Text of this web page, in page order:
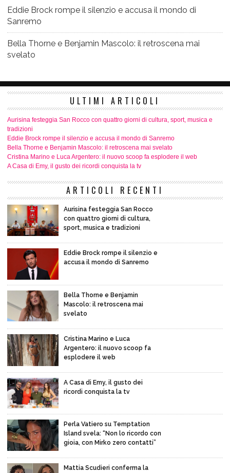
Eddie Brock rompe il silenzio e accusa il mondo di
Sanremo
Bella Thorne e Benjamin Mascolo: il retroscena mai
svelato
ULTIMI ARTICOLI
Aurisina festeggia San Rocco con quattro giorni di cultura, sport, musica e
tradizioni
Eddie Brock rompe il silenzio e accusa il mondo di Sanremo
Bella Thorne e Benjamin Mascolo: il retroscena mai svelato
Cristina Marino e Luca Argentero: il nuovo scoop fa esplodere il web
A Casa di Emy, il gusto dei ricordi conquista la tv
ARTICOLI RECENTI
Aurisina festeggia San Rocco
con quattro giorni di cultura,
sport, musica e tradizioni
Eddie Brock rompe il silenzio e
accusa il mondo di Sanremo
Bella Thorne e Benjamin
Mascolo: il retroscena mai
svelato
Cristina Marino e Luca
Argentero: il nuovo scoop fa
esplodere il web
A Casa di Emy, il gusto dei
ricordi conquista la tv
Perla Vatiero su Temptation
Island svela: “Non lo ricordo con
gioia, con Mirko zero contatti”
Mattia Scudieri conferma la